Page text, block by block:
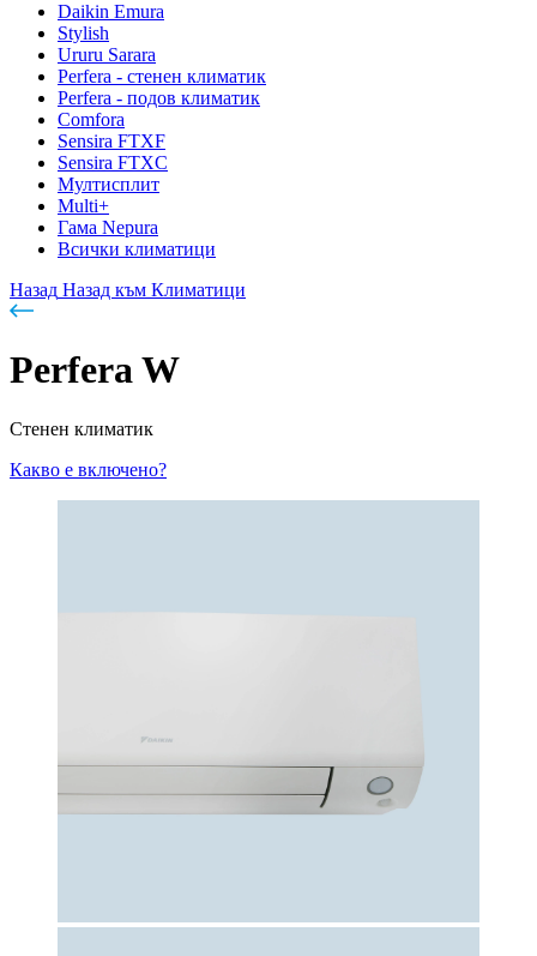
Daikin Emura
Stylish
Ururu Sarara
Perfera - стенен климатик
Perfera - подов климатик
Comfora
Sensira FTXF
Sensira FTXC
Мултисплит
Multi+
Гама Nepura
Всички климатици
Назад Назад към Климатици
Perfera W
Стенен климатик
Какво е включено?